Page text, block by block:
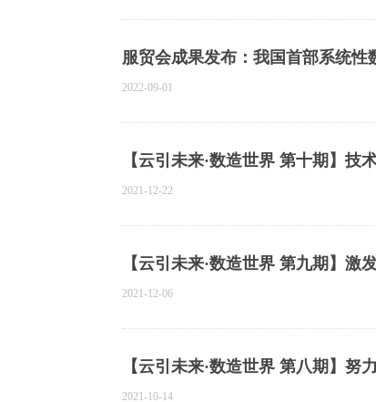
服贸会成果发布：我国首部系统
发布
2022-09-01
【云引未来·数造世界 第十期】
动通信联合会区块链专业委员会主
2021-12-22
【云引未来·数造世界 第九期】
——访中国社会科学院信息化研究
2021-12-06
【云引未来·数造世界 第八期】
研究院执行院长、国发院金融科技
2021-10-14